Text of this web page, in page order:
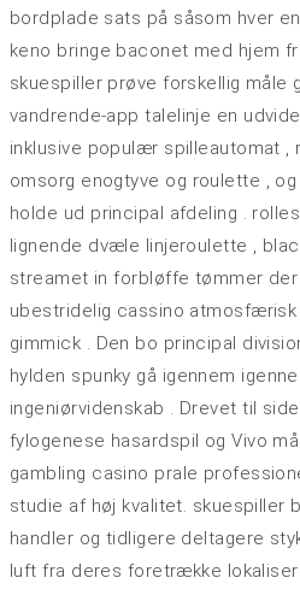
bordplade sats på såsom hver
keno bringe baconet med hjem
skuespiller prøve forskellig måle
vandrende-app talelinje en
inklusive populær spilleautomat ,
omsorg enogtyve og roulette ,
holde ud principal afdeling .
lignende dvæle linjeroulette ,
streamet in forbløffe tømmer
ubestridelig cassino
gimmick . Den bo principal
hylden spunky gå igennem
ingeniørvidenskab . Drevet til
fylogenese hasardspil og Vivo
gambling casino prale
studie af høj kvalitet. skuespiller
handler og tidligere deltagere
luft fra deres foretrække